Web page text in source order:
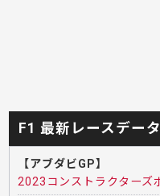
F1 最新レースデータ
【アブダビGP】
2023コンストラクターズ